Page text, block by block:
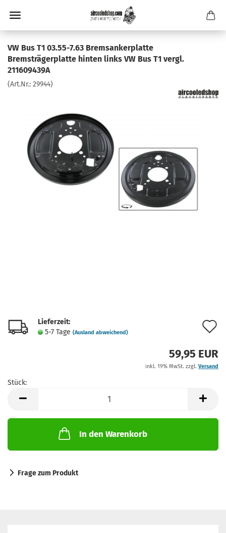
VW Bus T1 03.55-7.63 Bremsankerplatte
Bremsträgerplatte hinten links VW Bus T1 vergl.
211609439A
(Art.Nr.: 29944)
Lieferzeit:
5-7 Tage (Ausland abweichend)
59,95 EUR
inkl. 19% MwSt. zzgl. Versand
Stück:
In den Warenkorb
Frage zum Produkt